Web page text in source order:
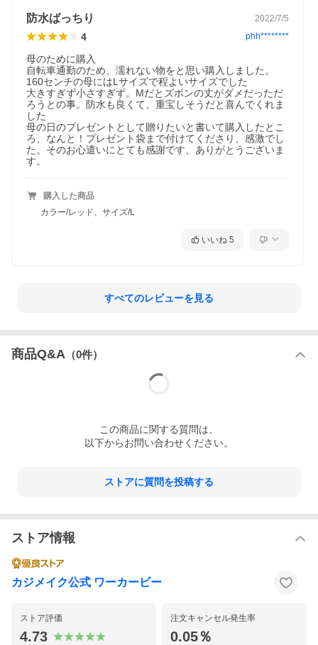
防水ばっちり 2022/7/5
4 phh********
母のために購入
自転車通勤のため、濡れない物をと思い購入しました。
160センチの母にはLサイズで程よいサイズでした
大きすぎず小さすぎず。Mだとズボンの丈がダメだっただ
ろうとの事。防水も良くて、重宝しそうだと喜んでくれま
した
母の日のプレゼントとして贈りたいと書いて購入したとこ
ろ、なんと！プレゼント袋まで付けてくださり、感激でし
た。そのお心遣いにとても感謝です、ありがとうございま
す。
購入した商品
カラー/レッド、サイズ/L
いいね 5
すべてのレビューを見る
商品Q&A （0件）
この商品に関する質問は、
以下からお問い合わせください。
ストアに質問を投稿する
ストア情報
カジメイク公式 ワーカービー
ストア評価
4.73
注文キャンセル発生率
0.05％